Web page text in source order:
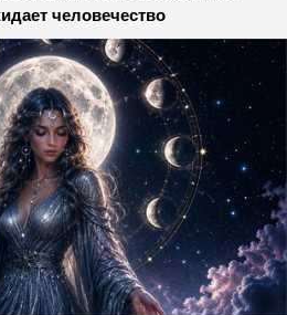
человечество